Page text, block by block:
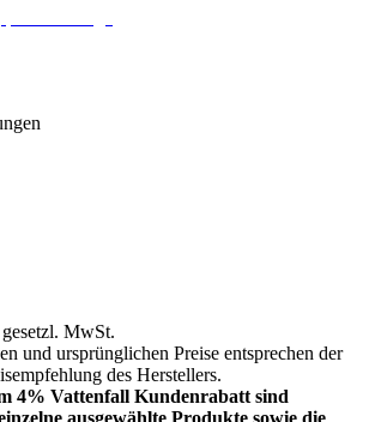
MwSt.
und ursprünglichen Preise entsprechen der
des Herstellers.
4% Vattenfall Kundenrabatt sind